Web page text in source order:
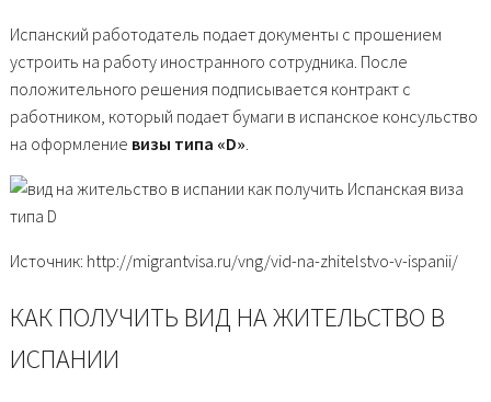
Испанский работодатель подает документы с прошением
устроить на работу иностранного сотрудника. После
положительного решения подписывается контракт с
работником, который подает бумаги в испанское консульство
на оформление визы типа «D».
Испанская виза
типа D
Источник: http://migrantvisa.ru/vng/vid-na-zhitelstvo-v-ispanii/
КАК ПОЛУЧИТЬ ВИД НА ЖИТЕЛЬСТВО В
ИСПАНИИ